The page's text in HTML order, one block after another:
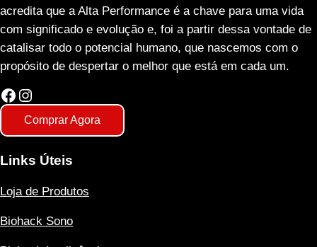
acredita que a Alta Performance é a chave para uma vida
com significado e evolução e, foi a partir dessa vontade de
catalisar todo o potencial humano, que nascemos com o
propósito de despertar o melhor que está em cada um.
Facebook
Instagram
Comprar Agora
Links Úteis
Loja de Produtos
Biohack Sono